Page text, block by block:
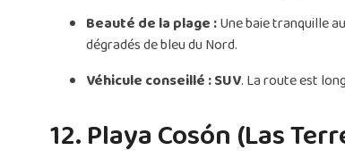
Beauté de la plage :Une baie tranquille
dégradés de bleu du Nord.
Véhicule conseillé :SUV. La route est
12. Playa Cosón (Las